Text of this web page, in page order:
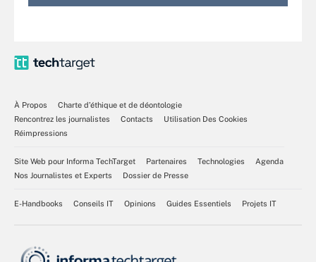
À Propos
Charte d’éthique et de déontologie
Rencontrez les journalistes
Contacts
Utilisation Des Cookies
Réimpressions
Site Web pour Informa TechTarget Partenaires Technologies
Agenda
Nos Journalistes et Experts
Dossier de Presse
E-Handbooks Conseils IT Opinions Guides Essentiels Projets IT